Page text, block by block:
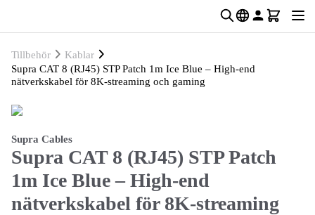
Tillbehör
Kablar
Supra CAT 8 (RJ45) STP Patch 1m Ice Blue – High-end
nätverkskabel för 8K-streaming och gaming
Supra Cables
Supra CAT 8 (RJ45) STP Patch
1m Ice Blue – High-end
nätverkskabel för 8K-streaming